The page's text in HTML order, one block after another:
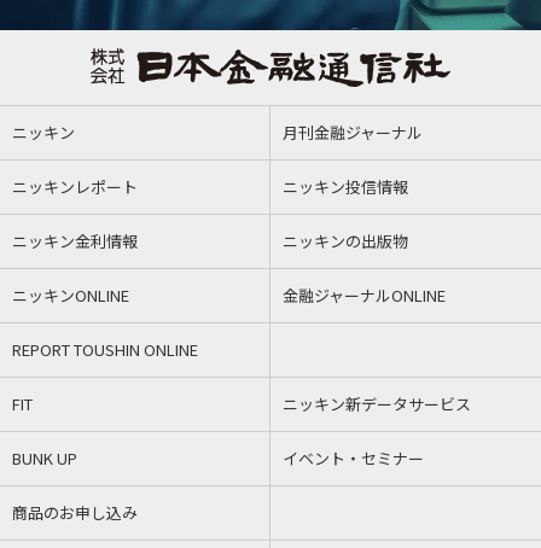
ニッキン 月刊金融ジャーナル
ニッキンレポート ニッキン投信情報
ニッキン金利情報 ニッキンの出版物
ニッキンONLINE 金融ジャーナルONLINE
REPORT TOUSHIN ONLINE
FIT ニッキン新データサービス
BUNK UP イベント・セミナー
商品のお申し込み